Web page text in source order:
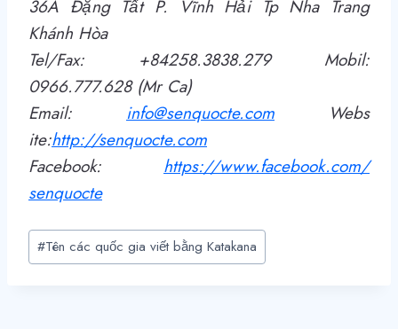
36A Đặng Tất P. Vĩnh Hải Tp Nha Trang
Khánh Hòa
Tel/Fax: +84258.3838.279 Mobil:
0966.777.628 (Mr Ca)
Email: info@senquocte.com
Webs
ite:http://senquocte.com
Facebook:
https://www.facebook.com/
senquocte
Post
Tags:
#Tên các quốc gia viết bằng Katakana